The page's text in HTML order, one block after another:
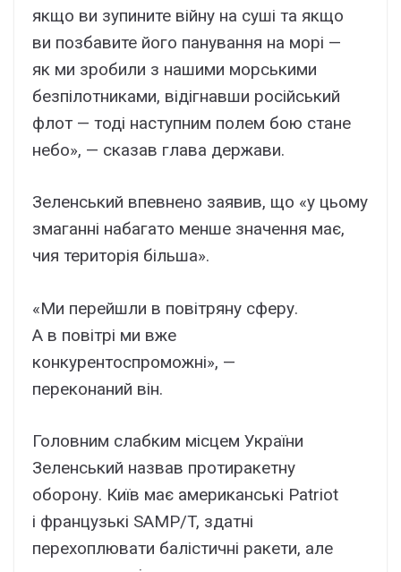
якщо ви зупините війну на суші та якщо
ви позбавите його панування на морі —
як ми зробили з нашими морськими
безпілотниками, відігнавши російський
флот — тоді наступним полем бою стане
небо», — сказав глава держави.
Зеленський впевнено заявив, що «у цьому
змаганні набагато менше значення має,
чия територія більша».
«Ми перейшли в повітряну сферу.
А в повітрі ми вже
конкурентоспроможні», —
переконаний він.
Головним слабким місцем України
Зеленський назвав протиракетну
оборону. Київ має американські Patriot
і французькі SAMP/T, здатні
перехоплювати балістичні ракети, але